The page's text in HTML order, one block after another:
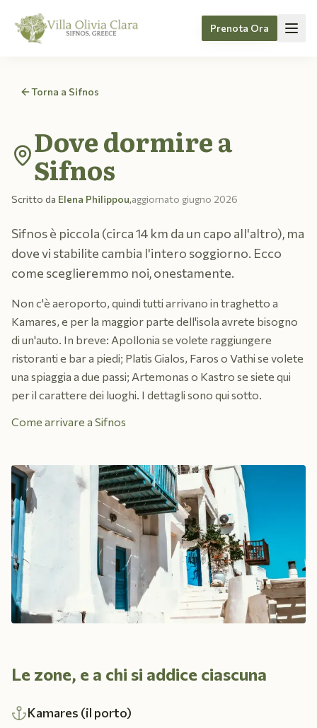
Prenota Ora
Torna a Sifnos
Dove dormire a
Sifnos
Scritto da Elena Philippou,aggiornato giugno 2026
Sifnos è piccola (circa 14 km da un capo all'altro), ma
dove vi stabilite cambia l'intero soggiorno. Ecco
come sceglieremmo noi, onestamente.
Non c'è aeroporto, quindi tutti arrivano in traghetto a
Kamares, e per la maggior parte dell'isola avrete bisogno
di un'auto. In breve: Apollonia se volete raggiungere
ristoranti e bar a piedi; Platis Gialos, Faros o Vathi se volete
una spiaggia a due passi; Artemonas o Kastro se siete qui
per il carattere dei luoghi. I dettagli sono qui sotto.
Come arrivare a Sifnos
Le zone, e a chi si addice ciascuna
Kamares (il porto)